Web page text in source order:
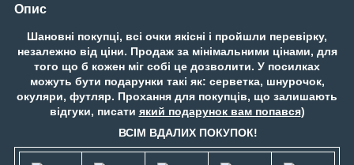
Опис
Шановні покупці, всі очки якісні і пройшли перевірку,
незалежно від ціни. Продаж за мінімальними цінами, для
того що б кожен міг собі це дозволити. У посилках
можуть бути подарунки такі як: серветка, шнурочок,
окуляри, футляр. Прохання для покупців, що залишають
відгуки, писати який подарунок вам попався)
ВСІМ ВДАЛИХ ПОКУПОК!